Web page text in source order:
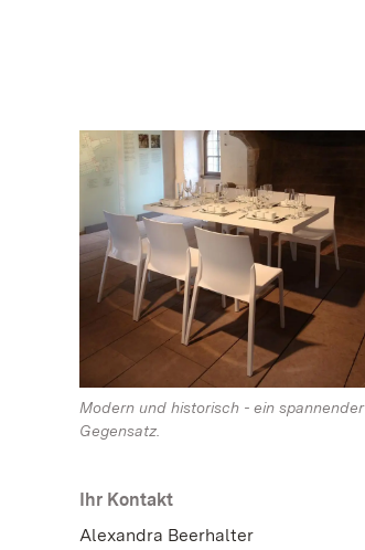
Modern und historisch - ein spannender
Gegensatz.
Ihr Kontakt
Alexandra Beerhalter